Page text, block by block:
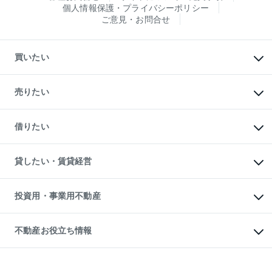
個人情報保護・プライバシーポリシー
ご意見・お問合せ
買いたい
新築・分譲マンションの購入
中古マンションの購入
一戸建ての購入
中古一戸建ての購入
不動産購入の流れ
注目キーワード物件特集
購入ガイド
English 繁体中文簡体中文
売りたい
一戸建ての売却・査定
土地の売却・査定
スピードAI査定
不動産査定について
不動産売却の流れ
不動産買換えの流れ
売却ガイド
借りたい
オフィス・店舗の賃貸
借りるときの流れ
借りるガイド
貸したい・賃貸経営
マンション賃料データ
賃貸管理プラン
リロケーションについて
貸すガイド
投資用・事業用不動産
事業用不動産
マンション投資
投資用マンション
不動産お役立ち情報